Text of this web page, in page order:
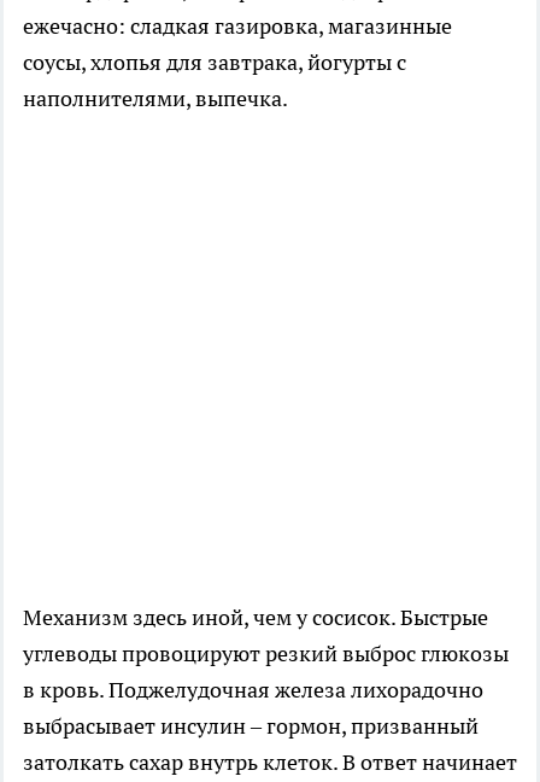
ежечасно: сладкая газировка, магазинные
соусы, хлопья для завтрака, йогурты с
наполнителями, выпечка.
Механизм здесь иной, чем у сосисок. Быстрые
углеводы провоцируют резкий выброс глюкозы
в кровь. Поджелудочная железа лихорадочно
выбрасывает инсулин – гормон, призванный
затолкать сахар внутрь клеток. В ответ начинает